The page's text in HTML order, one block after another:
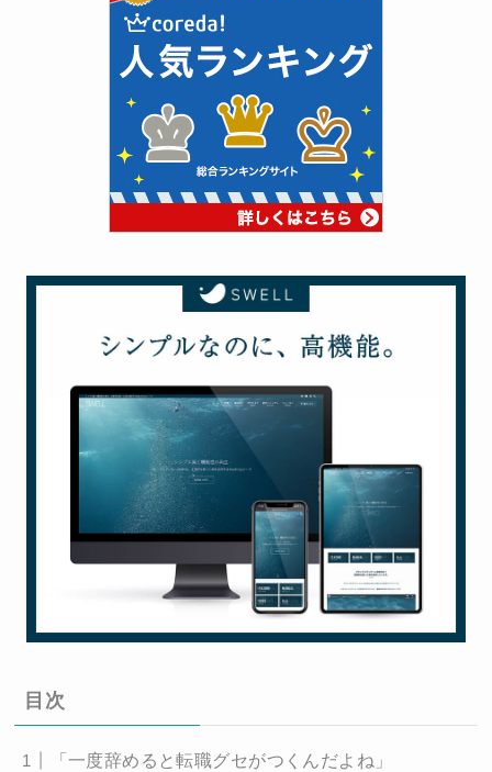
目次
「一度辞めると転職グセがつくんだよね」